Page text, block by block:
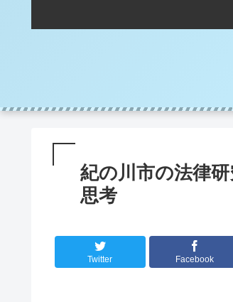
紀の川市の法律
思考
Twitter Facebook